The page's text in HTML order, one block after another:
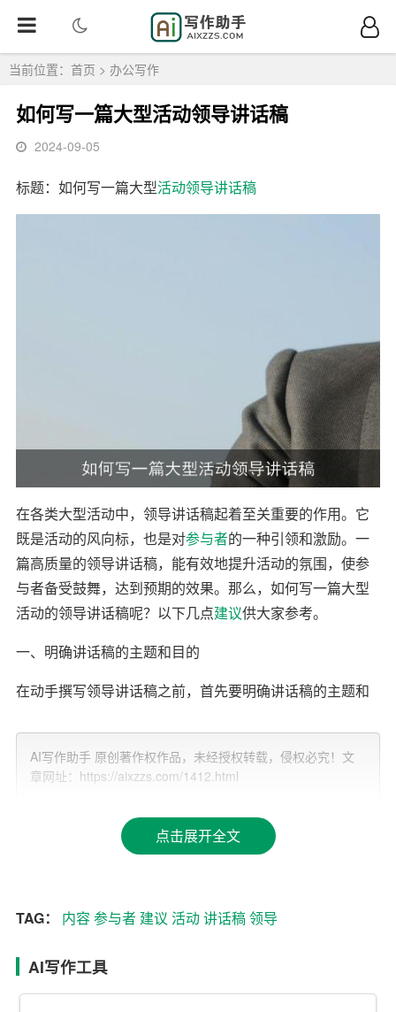
当前位置： 首页 > 办公写作
如何写一篇大型活动领导讲话稿
2024-09-05
标题：如何写一篇大型活动领导讲话稿
在各类大型活动中，领导讲话稿起着至关重要的作用。它
既是活动的风向标，也是对参与者的一种引领和激励。一
篇高质量的领导讲话稿，能有效地提升活动的氛围，使参
与者备受鼓舞，达到预期的效果。那么，如何写一篇大型
活动的领导讲话稿呢？以下几点建议供大家参考。
一、明确讲话稿的主题和目的
在动手撰写领导讲话稿之前，首先要明确讲话稿的主题和
的关键。要充分了解活动的背景、意义和目标，以便在讲
话稿中进行准确的阐述。
为了使讲话稿更具针对性和说服力，需要收集一些与活动
同时，还可以结合领导自身的经历和特长，以及参与者的
三、确定讲话稿的结构和
AI写作助手 原创著作权作品，未经授权转载，侵权必究！文
章网址：https://aixzzs.com/1412.html
点击展开全文
TAG： 内容参与者 建议 活动讲话稿领导
AI写作工具